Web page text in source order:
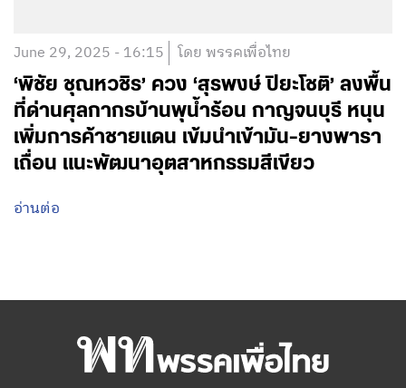
June 29, 2025 - 16:15 โดย พรรคเพื่อไทย
‘พิชัย ชุณหวชิร’ ควง ‘สุรพงษ์ ปิยะโชติ’ ลงพื้น
ที่ด่านศุลกากรบ้านพุน้ำร้อน กาญจนบุรี หนุน
เพิ่มการค้าชายแดน เข้มนำเข้ามัน-ยางพารา
เถื่อน แนะพัฒนาอุตสาหกรรมสีเขียว
อ่านต่อ